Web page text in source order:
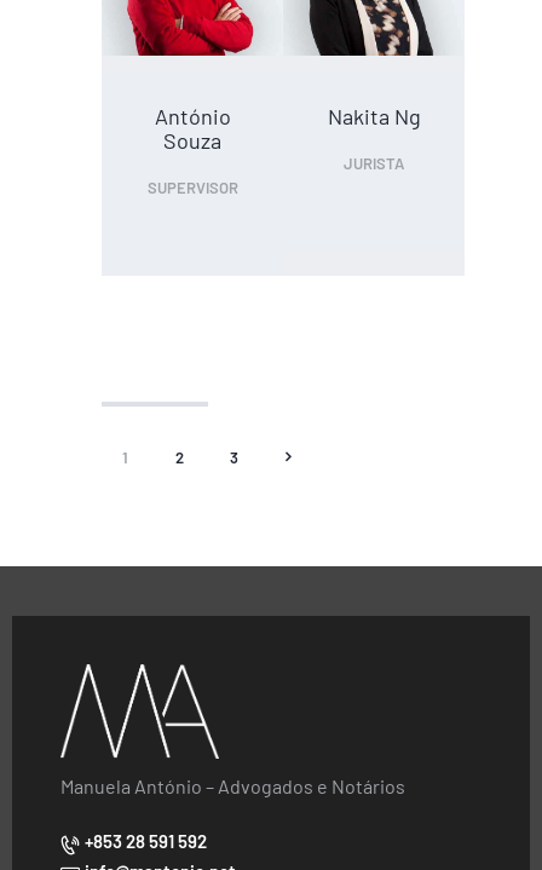
António
Souza
SUPERVISOR
Nakita Ng
JURISTA
1 2 3 >
Manuela António – Advogados e Notários
+853 28 591 592